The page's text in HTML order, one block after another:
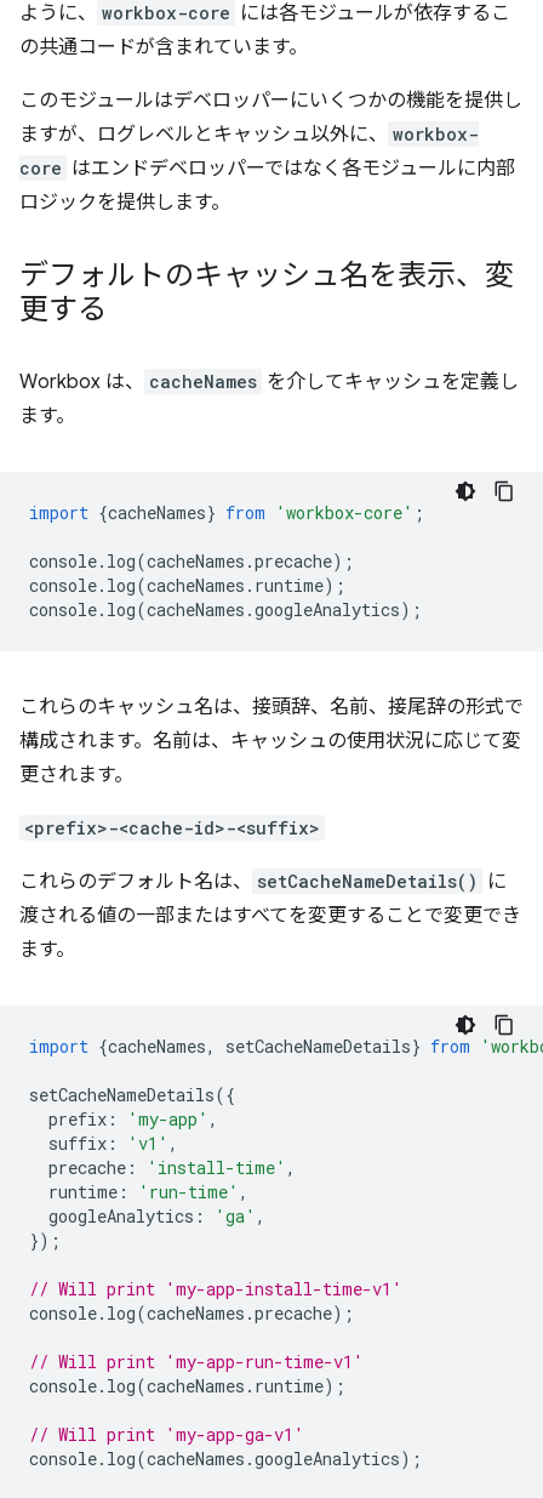
ように、
workbox-core には各モジュールが依存するこ
の共通コードが含まれています。
このモジュールはデベロッパーにいくつかの機能を提供し
ますが、ログレベルとキャッシュ以外に、
workbox-
core はエンドデベロッパーではなく各モジュールに内部
ロジックを提供します。
デフォルトのキャッシュ名を表示、変
更する
Workbox は、 cacheNames を介してキャッシュを定義し
ます。
import {cacheNames} from 'workbox-core' ;
console. log(cacheNames .precache);
console. log(cacheNames . runtime);
console. log(cacheNames .googleAnalytics);
これらのキャッシュ名は、接頭辞、名前、接尾辞の形式で
構成されます。名前は、キャッシュの使用状況に応じて変
更されます。
<prefix>-<cache-id>-<suffix>
これらのデフォルト名は、 setCacheNameDetails()
に
渡される値の一部またはすべてを変更することで変更でき
ます。
import {cacheNames, setCacheNameDetails} from
setCacheNameDetails({
prefix : 'my-app' ,
suffix : 'v1' ,
precache : 'install-time' ,
runtime : 'run-time' ,
googleAnalytics : 'ga' ,
});
// Will print 'my-app-install-time-v1'
console. log(cacheNames .precache);
// Will print 'my-app-run-time-v1'
console. log(cacheNames . runtime);
// Will print 'my-app-ga-v1'
console. log(cacheNames .googleAnalytics);